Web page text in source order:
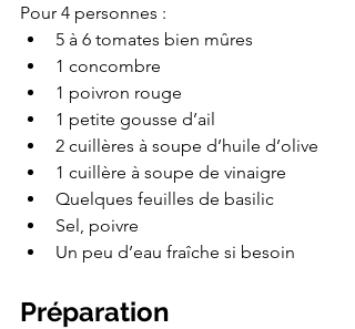
Pour 4 personnes :
5 à 6 tomates bien mûres
1 concombre
1 poivron rouge
1 petite gousse d’ail
2 cuillères à soupe d’huile d’olive
1 cuillère à soupe de vinaigre
Quelques feuilles de basilic
Sel, poivre
Un peu d’eau fraîche si besoin
Préparation